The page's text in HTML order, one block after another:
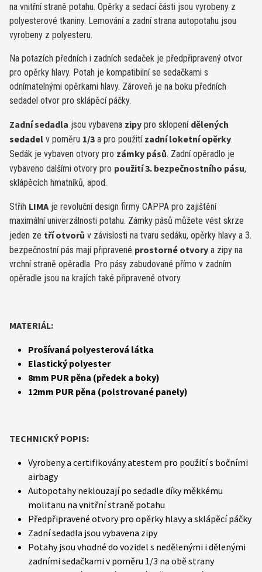
na vnitřní straně potahu. Opěrky a se­dací části jsou vyrobeny z
polyesterové tkaniny. Lemo­vání a zadní stra­na autopotahu jsou
vyrobeny z polyesteru.
Na potazích předních i zadních sedaček je předpřipravený otvor
pro opěrky hlavy. Potah je kompatibilní se sedačkami s
odnímatelnými opěrkami hlavy. Zároveň je na boku předních
sedadel otvor pro sklápěcí páčky.
Zadní sedadla jsou vybavena zipy pro sklopení dělených
sedadel v poměru 1/3 a pro použití zadní loketní opěrky.
Sedák je vybaven otvory pro zámky pásů. Zadní opěradlo je
vybaveno dalšími otvory pro použití 3. bezpečnostního pásu,
sklápěcích hmatníků, apod.
Střih LIMA je revoluční design firmy CAPPA pro zajištění
maximální univerzálnosti potahu. Zámky pásů můžete vést skrze
jeden ze tří otvorů v závislosti na tvaru sedáku, opěrky hlavy a 3.
bezpečnostní pás mají připravené prostorné otvory a zipy na
vrchní straně opěradla. Pro pásy zabudované přímo v zadním
opěradle jsou na krajích také připravené otvory.
MATERIÁL:
Prošívaná polyesterová látka
Elastický polyester
8mm PUR pěna (předek a boky)
12mm PUR pěna (polstrované panely)
TECHNICKÝ POPIS:
Vyrobeny a certifikovány atestem pro použití s bočními
airbagy
Autopotahy neklouzají po sedadle díky měkkému
molitanu na vnitřní straně potahu
Předpřipravené otvory pro opěrky hlavy a sklápěcí páčky
Zadní sedadla jsou vybavena zipy
Potahy jsou vhodné do vozidel s nedělenými i dělenými
zadními sedačkami v poměru 1/3 na obě strany